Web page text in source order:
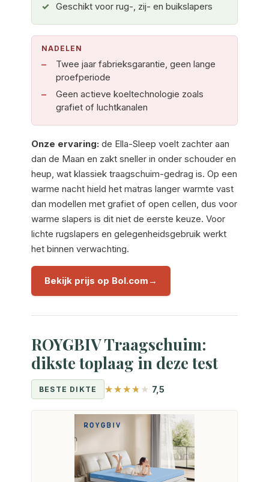
Geschikt voor rug-, zij- en buikslapers
NADELEN
Twee jaar fabrieksgarantie, geen lange
proefperiode
Geen actieve koeltechnologie zoals
grafiet of luchtkanalen
Onze ervaring: de Ella-Sleep voelt zachter aan
dan de Maan en zakt sneller in onder schouder en
heup, wat klassiek traagschuim-gedrag is. Op een
warme nacht hield het matras langer warmte vast
dan modellen met grafiet of open cellen, dus voor
warme slapers is dit niet de eerste keuze. Voor
lichte rugslapers en gelegenheidsgebruik werkt
het binnen verwachting.
Bekijk prijs op Bol.com
ROYGBIV Traagschuim:
dikste toplaag in deze test
BESTE DIKTE 7,5